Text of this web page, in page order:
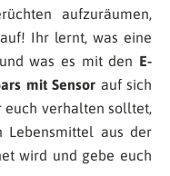
aufzuräumen,
Ihr lernt, was eine
was es mit den E-
mit Sensor auf sich
euch verhalten solltet,
Lebensmittel aus der
wird und gebe euch